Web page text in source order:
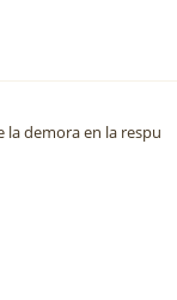
la demora en la respu